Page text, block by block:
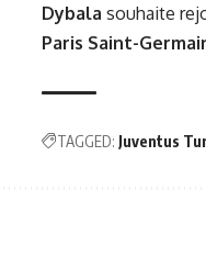
Dybala souhaite
Paris Saint-
TAGGED: Juventus